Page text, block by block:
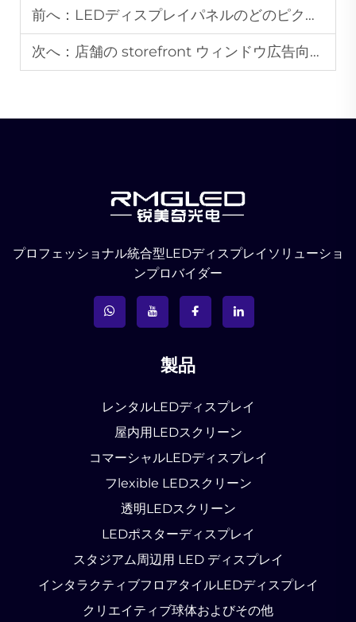
前へ： LEDディスプレイパネルのどのピクセルピッチが、さまざまな視認距離に適していますか？
次へ： 店舗の storefront ウィンドウ広告向けに透明LEDスクリーンをカスタマイズする方法は？
プロフェッショナル統合型LEDディスプレイソリューショ
ンプロバイダー
製品
レンタルLEDディスプレイ
屋内用LEDスクリーン
コマーシャルLEDディスプレイ
フlexible LEDスクリーン
透明LEDスクリーン
LEDポスターディスプレイ
スタジアム周辺用 LED ディスプレイ
インタラクティブフロアタイルLEDディスプレイ
クリエイティブ球体およびその他